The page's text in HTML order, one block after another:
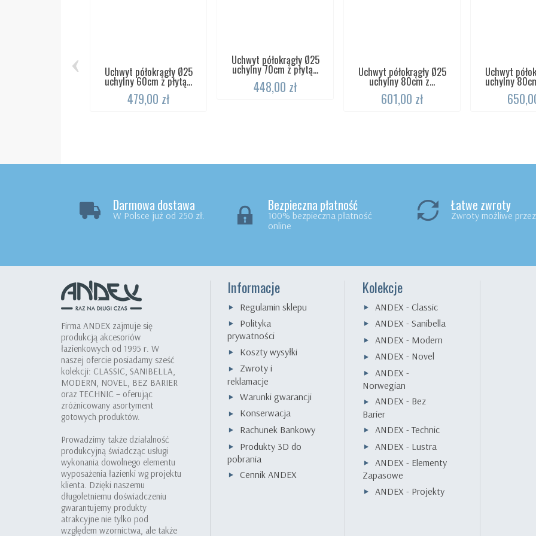
Uchwyt półokrągły Ø25
uchylny 60cm z płytą...
479,00 zł
Uchwyt półokrągły Ø25
uchylny 70cm z płytą...
448,00 zł
Uchwyt półokrągły Ø25
uchylny 80cm z...
601,00 zł
Uchwyt
uchylny
‹
Darmowa dostawa
W Polsce już od 250 zł.
Bezpieczna płatność
100% bezpieczna płatność
online
Łatwe zwroty
Zwroty możliwe
Firma ANDEX zajmuje się
produkcją akcesoriów
łazienkowych od 1995 r. W
naszej ofercie posiadamy sześć
kolekcji: CLASSIC, SANIBELLA,
MODERN, NOVEL, BEZ BARIER
oraz TECHNIC – oferując
zróżnicowany asortyment
gotowych produktów.
Prowadzimy także działalność
produkcyjną świadcząc usługi
wykonania dowolnego elementu
wyposażenia łazienki wg projektu
klienta. Dzięki naszemu
długoletniemu doświadczeniu
gwarantujemy produkty
atrakcyjne nie tylko pod
względem wzornictwa, ale także
Informacje
Regulamin sklepu
Polityka
prywatności
Koszty wysyłki
Zwroty i
reklamacje
Warunki gwarancji
Konserwacja
Rachunek Bankowy
Produkty 3D do
pobrania
Cennik ANDEX
Kolekcje
ANDEX - Classic
ANDEX - Sanibella
ANDEX - Modern
ANDEX - Novel
ANDEX -
Norwegian
ANDEX - Bez
Barier
ANDEX - Technic
ANDEX - Lustra
ANDEX - Elementy
Zapasowe
ANDEX - Projekty